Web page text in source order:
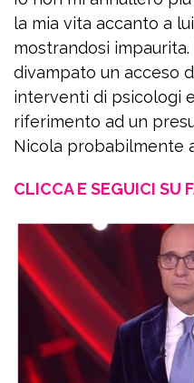
la mia vita accanto a
mostrandosi impaurita.
divampato un acceso
interventi di psicologi
riferimento ad un
Nicola probabilmente
CLICCA E SEGUICI SU